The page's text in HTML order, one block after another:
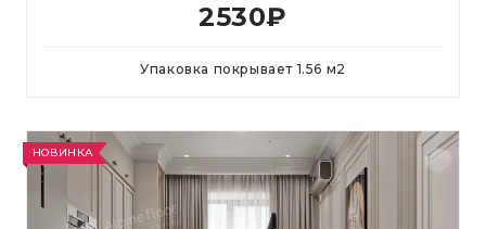
2530₽
Упаковка покрывает 1.56 м2
НОВИНКА